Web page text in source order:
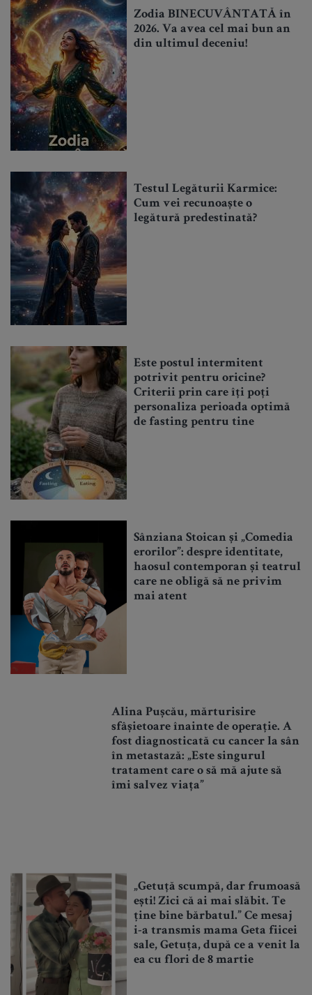
Zodia BINECUVÂNTATĂ în
2026. Va avea cel mai bun an
din ultimul deceniu!
Testul Legăturii Karmice:
Cum vei recunoaște o
legătură predestinată?
Este postul intermitent
potrivit pentru oricine?
Criterii prin care îți poți
personaliza perioada optimă
de fasting pentru tine
Sânziana Stoican și „Comedia
erorilor”: despre identitate,
haosul contemporan și teatrul
care ne obligă să ne privim
mai atent
Alina Pușcău, mărturisire
sfâșietoare înainte de operație. A
fost diagnosticată cu cancer la sân
în metastază: „Este singurul
tratament care o să mă ajute să
îmi salvez viața”
„Getuță scumpă, dar frumoasă
ești! Zici că ai mai slăbit. Te
ține bine bărbatul.” Ce mesaj
i-a transmis mama Geta fiicei
sale, Getuța, după ce a venit la
ea cu flori de 8 martie